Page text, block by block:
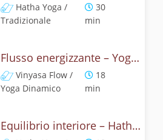
Hatha Yoga /
Tradizionale
30
min
Flusso energizzante – Yoga Flow
Vinyasa Flow /
Yoga Dinamico
18
min
Equilibrio interiore – Hatha Yoga